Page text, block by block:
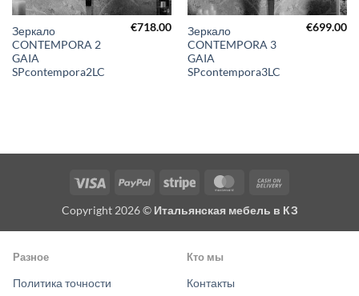
Зеркало
CONTEMPORA 2
GAIA
SPcontempora2LC
€718.00
Зеркало
CONTEMPORA 3
GAIA
SPcontempora3LC
€699.00
Visa PayPal Stripe MasterCard
Delivery
Copyright 2026 © Итальянская мебель в КЗ
Разное
Политика точности
Кто мы
Контакты